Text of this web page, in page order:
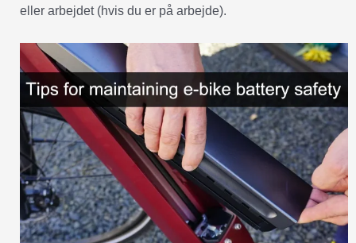
eller arbejdet (hvis du er på arbejde).